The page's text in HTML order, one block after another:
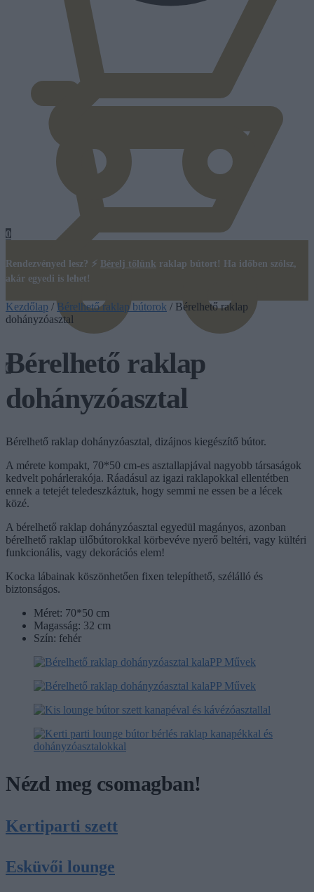
0
0
Rendezvényed lesz? ⚡ Bérelj tőlünk raklap bútort! Ha időben szólsz,
akár egyedi is lehet!
Kezdőlap / Bérelhető raklap bútorok / Bérelhető raklap
dohányzóasztal
Bérelhető raklap
dohányzóasztal
Bérelhető raklap dohányzóasztal, dizájnos kiegészítő bútor.
A mérete kompakt, 70*50 cm-es asztallapjával nagyobb társaságok
kedvelt pohárlerakója. Ráadásul az igazi raklapokkal ellentétben
ennek a tetejét teledeszkáztuk, hogy semmi ne essen be a lécek
közé.
A bérelhető raklap dohányzóasztal egyedül magányos, azonban
bérelhető raklap ülőbútorokkal körbevéve nyerő beltéri, vagy kültéri
funkcionális, vagy dekorációs elem!
Kocka lábainak köszönhetően fixen telepíthető, szélálló és
biztonságos.
Méret: 70*50 cm
Magasság: 32 cm
Szín: fehér
Nézd meg csomagban!
Kertiparti szett
Esküvői lounge